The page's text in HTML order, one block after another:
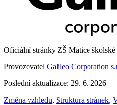
Oficiální stránky ZŠ Matice
Provozovatel Galileo Corporation
Poslední aktualizace: 29. 6. 2026
Změna vzhledu, Struktura stránek,